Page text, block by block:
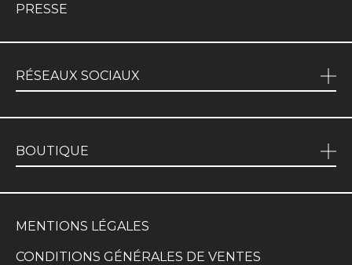
PRESSE
RÉSEAUX SOCIAUX
BOUTIQUE
MENTIONS LÉGALES
CONDITIONS GÉNÉRALES DE VENTES